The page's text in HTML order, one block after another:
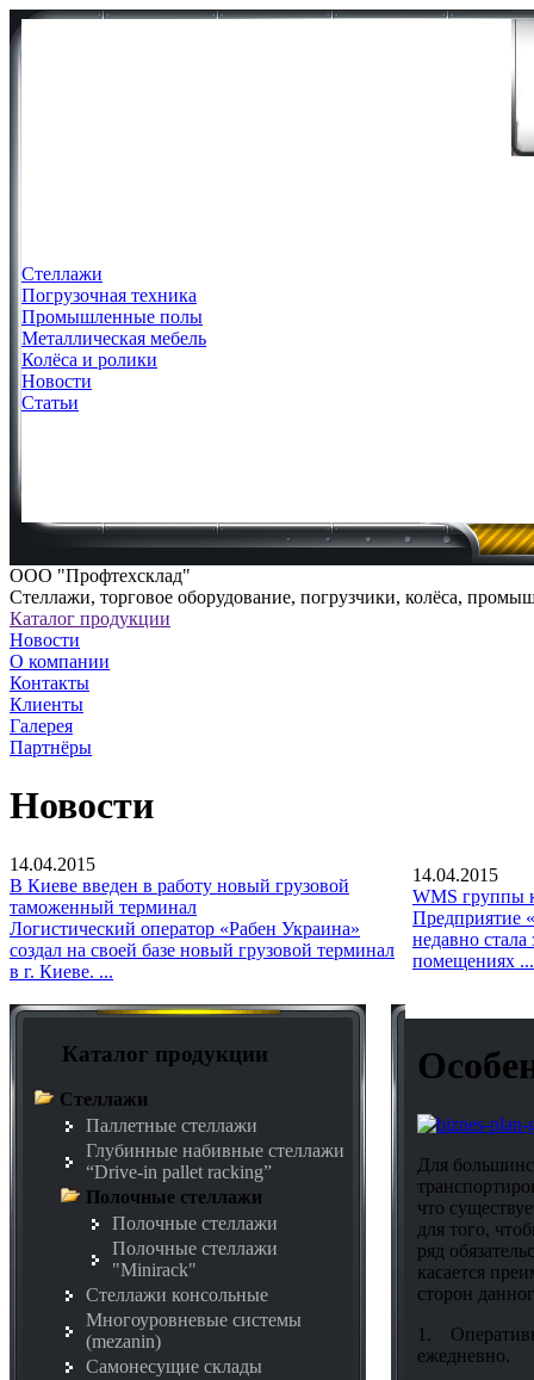
Стеллажи
Погрузочная техника
Промышленные полы
Металлическая мебель
Колёса и ролики
Новости
Статьи
ООО "Профтехсклад"
Cтеллажи, торговое оборудование, погрузчики, колёса,
Каталог продукции
Новости
О компании
Контакты
Клиенты
Галерея
Партнёры
Новости
14.04.2015
В Киеве введен в работу новый грузовой
таможенный терминал
Логистический оператор «Рабен Украина»
создал на своей базе новый грузовой терминал
в г. Киеве. ...
14.04.2015
WMS группы
Предприятие
недавно
помещениях ...
Каталог продукции
Стеллажи
Паллетные стеллажи
Глубинные набивные стеллажи
“Drive-in pallet racking”
Полочные стеллажи
Полочные стеллажи
Полочные стеллажи
"Minirack"
Стеллажи консольные
Многоуровневые системы
(mezanin)
Самонесущие склады
Для
что
для того,
ряд
касается
сторон
1.
ежедневно.